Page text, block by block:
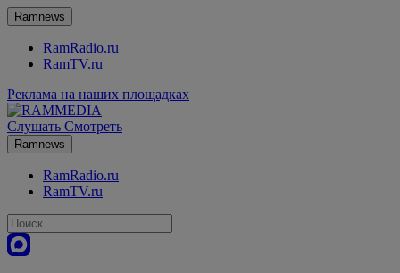
Ramnews
RamRadio.ru
RamTV.ru
Реклама на наших площадках
Слушать Смотреть
Ramnews
RamRadio.ru
RamTV.ru